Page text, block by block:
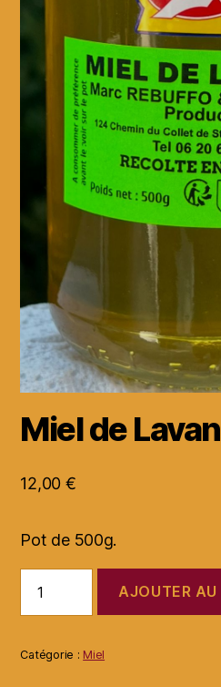
Miel de
12,00 €
Pot de 500g.
Miel
Lavande
(500g)
AJOUTER AU
Catégorie : Miel